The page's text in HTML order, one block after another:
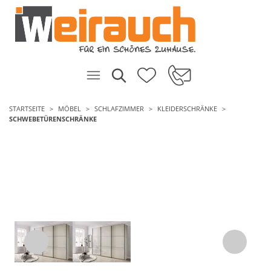
STARTSEITE MÖBEL SCHLAFZIMMER
KLEIDERSCHRÄNKE
SCHWEBETÜRENSCHRÄNKE